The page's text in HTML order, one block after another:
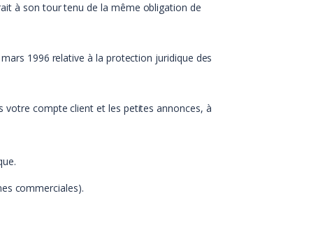
à son tour tenu de la même obligation de
1996 relative à la protection juridique des
compte client et les petites annonces, à
commerciales).